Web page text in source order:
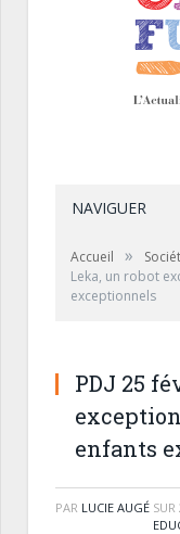
NAVIGUER
Accueil »
Leka, un robot
exceptionnels
PDJ 25
enfants
PAR LUCIE AUGÉ SUR